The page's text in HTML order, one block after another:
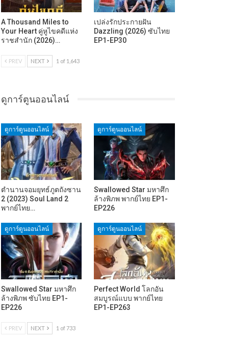
A Thousand Miles to
Your Heart คู่หูไขคดีแห่ง
ราชสำนัก (2026)…
เปล่งรักประกายฝัน
Dazzling (2026) ซับไทย
EP1-EP30
PREV NEXT 1 of 1,643
ดูการ์ตูนออนไลน์
ดูการ์ตูนออนไลน์
ตำนานจอมยุทธ์ภูตถังซาน
2 (2023) Soul Land 2
พากย์ไทย…
ดูการ์ตูนออนไลน์
Swallowed Star มหาศึก
ล้างพิภพ พากย์ไทย EP1-
EP226
ดูการ์ตูนออนไลน์
Swallowed Star มหาศึก
ล้างพิภพ ซับไทย EP1-
EP226
ดูการ์ตูนออนไลน์
Perfect World โลกอัน
สมบูรณ์แบบ พากย์ไทย
EP1-EP263
PREV NEXT 1 of 733